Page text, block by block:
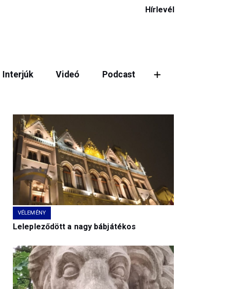
Hírlevél
Interjúk Videó Podcast
Megosztás
VÉLEMÉNY
Lelepleződött a nagy bábjátékos